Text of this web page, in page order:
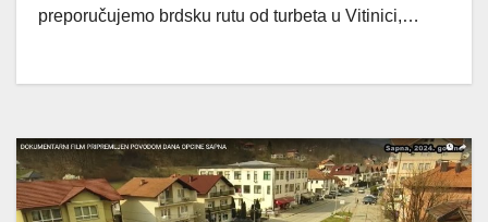
preporučujemo brdsku rutu od turbeta u Vitinici,…